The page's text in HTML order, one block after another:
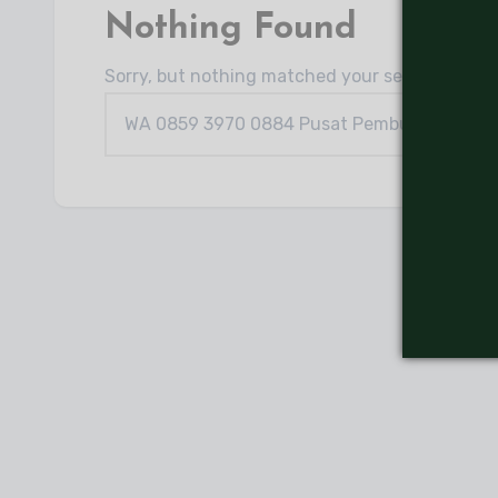
Nothing Found
Sorry, but nothing matched your search